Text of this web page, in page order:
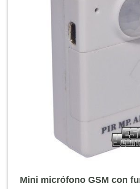
Mini micrófono GSM con